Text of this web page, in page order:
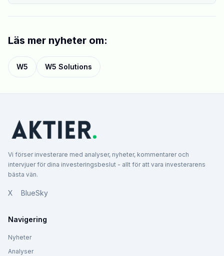
Läs mer nyheter om:
W5 W5 Solutions
Vi förser investerare med analyser, nyheter, kommentarer och
intervjuer för dina investeringsbeslut - allt för att vara investerarens
bästa vän.
X BlueSky
Navigering
Nyheter
Analyser